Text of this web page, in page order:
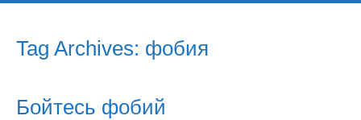
Tag Archives: фобия
Бойтесь фобий